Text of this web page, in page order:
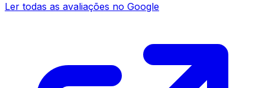
Ler todas as avaliações no Google